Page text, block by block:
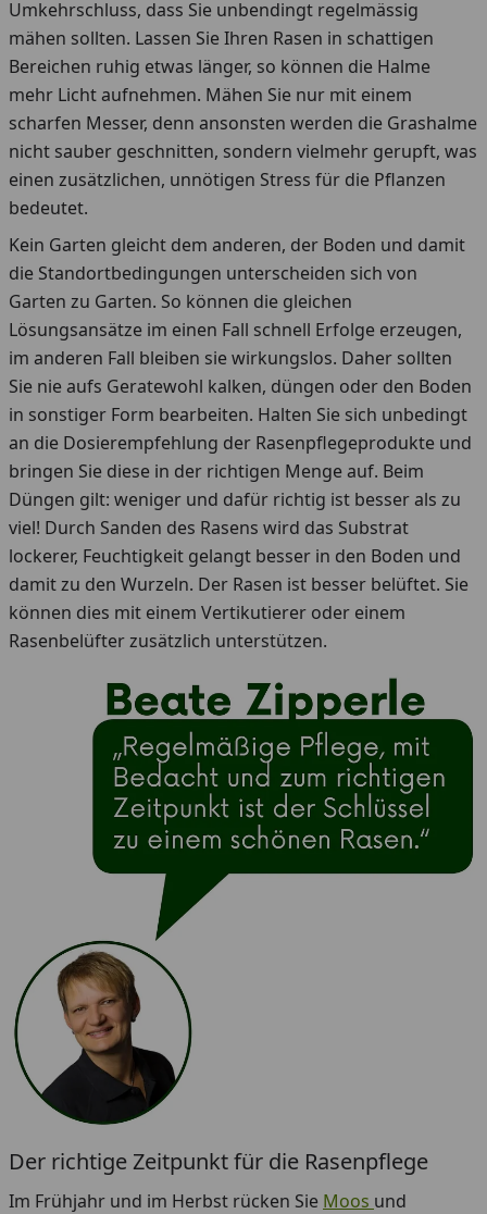
Umkehrschluss, dass Sie unbendingt regelmässig
mähen sollten. Lassen Sie Ihren Rasen in schattigen
Bereichen ruhig etwas länger, so können die Halme
mehr Licht aufnehmen. Mähen Sie nur mit einem
scharfen Messer, denn ansonsten werden die Grashalme
nicht sauber geschnitten, sondern vielmehr gerupft, was
einen zusätzlichen, unnötigen Stress für die Pflanzen
bedeutet.
Kein Garten gleicht dem anderen, der Boden und damit
die Standortbedingungen unterscheiden sich von
Garten zu Garten. So können die gleichen
Lösungsansätze im einen Fall schnell Erfolge erzeugen,
im anderen Fall bleiben sie wirkungslos. Daher sollten
Sie nie aufs Geratewohl kalken, düngen oder den Boden
in sonstiger Form bearbeiten. Halten Sie sich unbedingt
an die Dosierempfehlung der Rasenpflegeprodukte und
bringen Sie diese in der richtigen Menge auf. Beim
Düngen gilt: weniger und dafür richtig ist besser als zu
viel! Durch Sanden des Rasens wird das Substrat
lockerer, Feuchtigkeit gelangt besser in den Boden und
damit zu den Wurzeln. Der Rasen ist besser belüftet. Sie
können dies mit einem Vertikutierer oder einem
Rasenbelüfter zusätzlich unterstützen.
Der richtige Zeitpunkt für die Rasenpflege
Im Frühjahr und im Herbst rücken Sie Moos und